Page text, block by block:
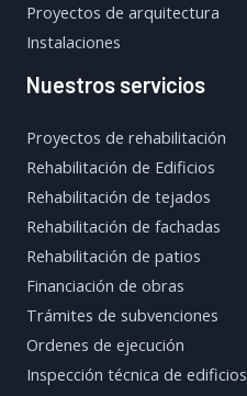
Proyectos de arquitectura
Instalaciones
Nuestros servicios
Proyectos de rehabilitación
Rehabilitación de Edificios
Rehabilitación de tejados
Rehabilitación de fachadas
Rehabilitación de patios
Financiación de obras
Trámites de subvenciones
Ordenes de ejecución
Inspección técnica de edificios